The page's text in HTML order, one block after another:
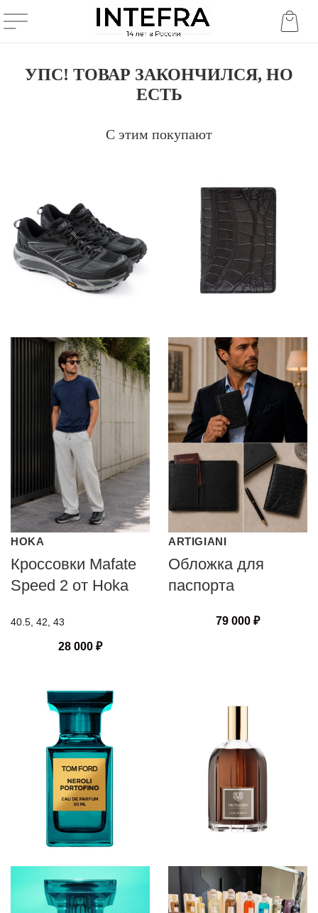
УПС! ТОВАР ЗАКОНЧИЛСЯ, НО
ЕСТЬ
С этим покупают
HOKA
Кроссовки Mafate
Speed 2 от Hoka
40.5, 42, 43
28 000 ₽
ARTIGIANI
Обложка для
паспорта
79 000 ₽